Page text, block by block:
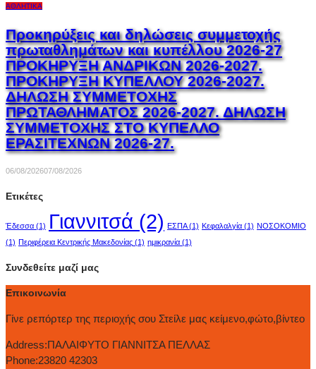
ΑΘΛΗΤΙΚΆ
Προκηρύξεις και δηλώσεις συμμετοχής
πρωταθλημάτων και κυπέλλου 2026-27
ΠΡΟΚΗΡΥΞΗ ΑΝΔΡΙΚΩΝ 2026-2027.
ΠΡΟΚΗΡΥΞΗ ΚΥΠΕΛΛΟΥ 2026-2027.
ΔΗΛΩΣΗ ΣΥΜΜΕΤΟΧΗΣ
ΠΡΩΤΑΘΛΗΜΑΤΟΣ 2026-2027. ΔΗΛΩΣΗ
ΣΥΜΜΕΤΟΧΗΣ ΣΤΟ ΚΥΠΕΛΛΟ
ΕΡΑΣΙΤΕΧΝΩΝ 2026-27.
06/08/202607/08/2026
Ετικέτες
Έδεσσα (1) Γιαννιτσά (2) ΕΣΠΑ(1) Κεφαλαλγία (1) ΝΟΣΟΚΟΜΙΟ
(1) Περιφέρεια Κεντρικής Μακεδονίας (1) ημικρανία (1)
Συνδεθείτε μαζί μας
Επικοινωνία
Γίνε ρεπόρτερ της περιοχής σου Στείλε μας κείμενο,φώτο,βίντεο
Address:ΠΑΛΑΙΦΥΤΟ ΓΙΑΝΝΙΤΣΑ ΠΕΛΛΑΣ
Phone:23820 42303